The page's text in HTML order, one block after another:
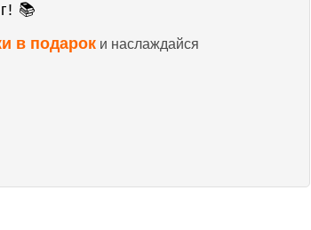
📚
в подарок и наслаждайся